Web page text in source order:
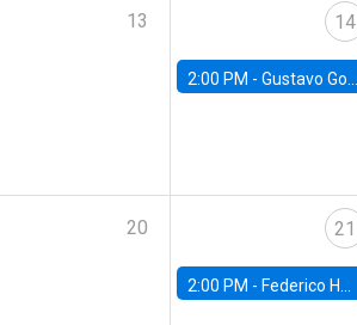
13 14
2:00 PM - Gustavo González - Banco Central de Chile
20 21
2:00 PM - Federico Huneeus - Banco Central de Chile